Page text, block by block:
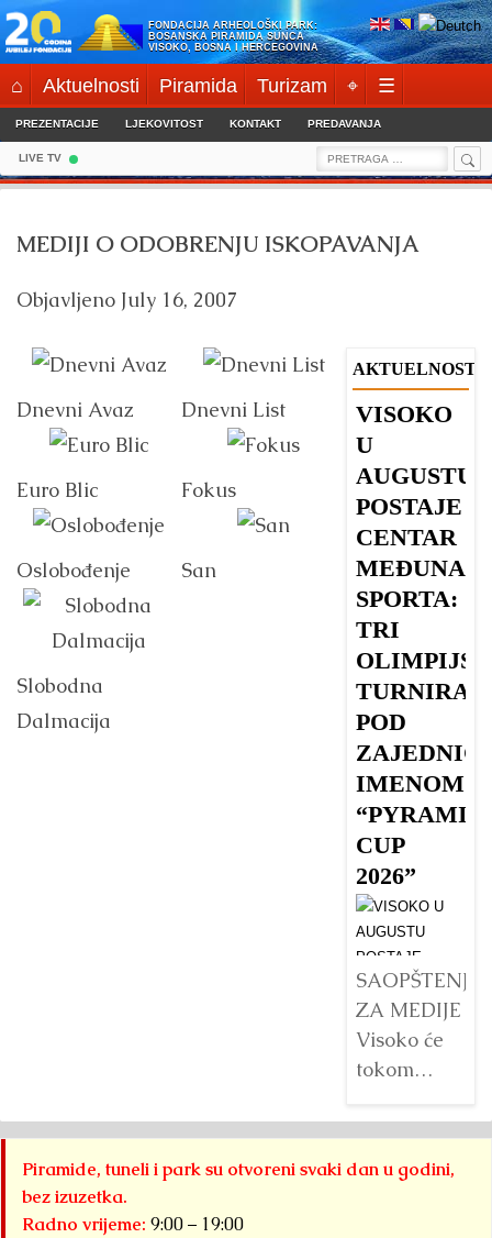
Skip
to
content
FONDACIJA ARHEOLOŠKI PARK:
BOSANSKA PIRAMIDA SUNCA
VISOKO, BOSNA I HERCEGOVINA
⌂ Aktuelnosti Piramida Turizam ⌖ ☰
PREZENTACIJE LJEKOVITOST KONTAKT PREDAVANJA
LIVE TV
Search
for:
MEDIJI O ODOBRENJU ISKOPAVANJA
Objavljeno July 16, 2007
Dnevni Avaz Dnevni List
Euro Blic Fokus
Oslobođenje San
Slobodna
Dalmacija
AKTUELNOSTI
VISOKO
U
AUGUSTU
POSTAJE
CENTAR
SPORTA:
TRI
TURNIRA
POD
IMENOM
“PYRAMID
CUP
2026”
SAOPŠTENJE
ZA MEDIJE
Visoko će
tokom
2026.
godine biti
domaćin tri
Piramide, tuneli i park su otvoreni svaki dan u godini,
bez izuzetka.
Radno vrijeme: 9:00 – 19:00